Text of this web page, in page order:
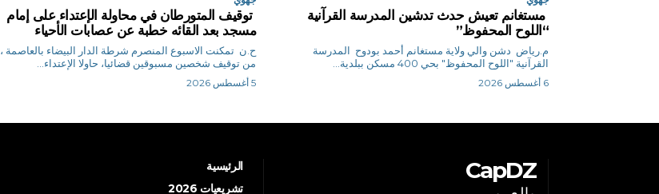
مستغانم تعيش حدث تدشين المدرسة القرآنية
“اللوح المحفوظ”
م.رياض دشن والي ولاية مستغانم أحمد بودوح المدرسة
القرآنية "اللوح المحفوظ" بحي 400 مسكن ببلدية...
6 أغسطس 2026
توقيف المتورطان في محاولة الإعتداء على إمام
مسجد بعد القائه خطبة عن عصابات الأحياء
ح.ن تمكنت الاسبوع المنصرم شرطة الدار البيضاء بالعاصمة ،
من توقيف شخصين مسبوقين قضائيا، حاولا الإعتداء...
5 أغسطس 2026
CapDZ
الرئيسية
تشريعيات 2026